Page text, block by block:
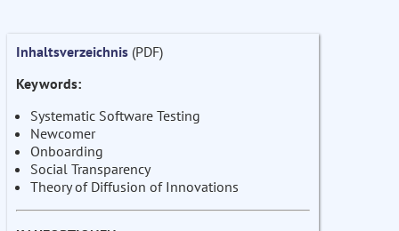
Inhaltsverzeichnis (PDF)
Keywords:
Systematic Software Testing
Newcomer
Onboarding
Social Transparency
Theory of Diffusion of Innovations